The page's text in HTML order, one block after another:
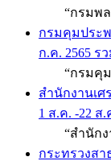
“กรมพลศึก
กรมคุมประ
ก.ค. 2565 ร
“กรมคุมปร
สำนักงานเ
1 ส.ค. -22 ส.
“สำนักงาน
กระทรวงส